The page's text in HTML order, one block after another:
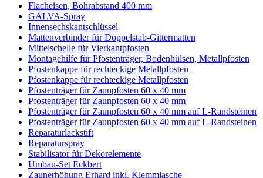
Flacheisen, Bohrabstand 400 mm
GALVA-Spray
Innensechskantschlüssel
Mattenverbinder für Doppelstab-Gittermatten
Mittelschelle für Vierkantpfosten
Montagehilfe für Pfostenträger, Bodenhülsen, Metallpfosten
Pfostenkappe für rechteckige Metallpfosten
Pfostenkappe für rechteckige Metallpfosten
Pfostenträger für Zaunpfosten 60 x 40 mm
Pfostenträger für Zaunpfosten 60 x 40 mm
Pfostenträger für Zaunpfosten 60 x 40 mm auf L-Randsteinen
Pfostenträger für Zaunpfosten 60 x 40 mm auf L-Randsteinen
Reparaturlackstift
Reparaturspray
Stabilisator für Dekorelemente
Umbau-Set Eckbert
Zaunerhöhung Erhard inkl. Klemmlasche